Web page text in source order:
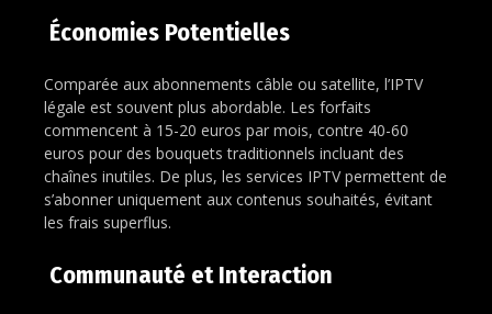
Économies Potentielles
Comparée aux abonnements câble ou satellite, l’IPTV
légale est souvent plus abordable. Les forfaits
commencent à 15-20 euros par mois, contre 40-60
euros pour des bouquets traditionnels incluant des
chaînes inutiles. De plus, les services IPTV permettent de
s’abonner uniquement aux contenus souhaités, évitant
les frais superflus.
Communauté et Interaction